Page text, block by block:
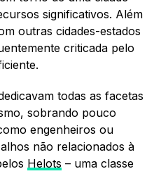
significativos. Além
outras cidades-estados
criticada pelo
todas as facetas
sobrando pouco
engenheiros ou
não relacionados à
Helots – uma classe